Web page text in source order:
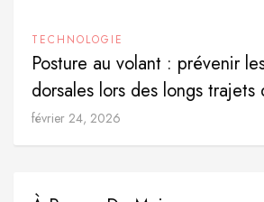
TECHNOLOGIE
Posture au volant : prévenir
dorsales lors des longs trajets
février 24, 2026